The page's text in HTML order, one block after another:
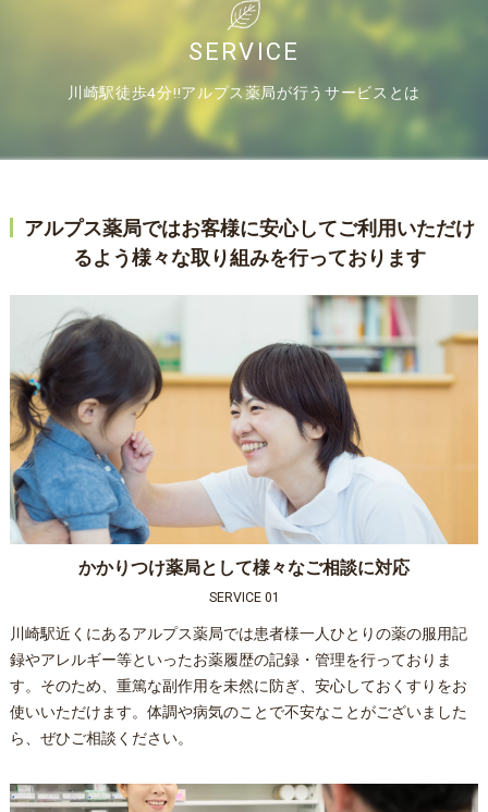
川崎駅徒歩4分‼アルプス薬局が行うサービスとは
SERVICE
アルプス薬局ではお客様に安心してご利用いただけ
るよう様々な取り組みを行っております
かかりつけ薬局として様々なご相談に対応
SERVICE 01
川崎駅近くにあるアルプス薬局では患者様一人ひとりの薬の服用記
録やアレルギー等といったお薬履歴の記録・管理を行っておりま
す。そのため、重篤な副作用を未然に防ぎ、安心しておくすりをお
使いいただけます。体調や病気のことで不安なことがございました
ら、ぜひご相談ください。